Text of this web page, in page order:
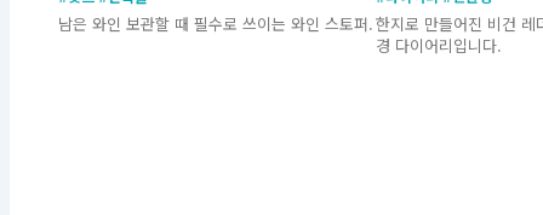
남은 와인 보관할 때 필수로 쓰이는 와인 스토퍼.한지로 만들어진 비건 레
경 다이어리입니다.